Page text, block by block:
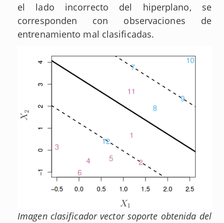
el lado incorrecto del hiperplano, se
corresponden con observaciones de
entrenamiento mal clasificadas.
Imagen clasificador vector soporte obtenida del